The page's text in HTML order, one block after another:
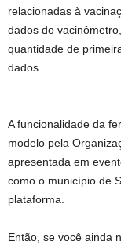
relacionadas à
dados do
quantidade de
dados.
A funcionalidade da
modelo pela
apresentada em
como o município de
plataforma.
Então, se você ainda